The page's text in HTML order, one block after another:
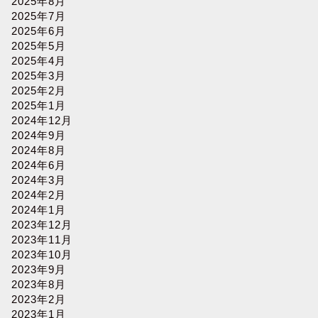
2025年7月
2025年6月
2025年5月
2025年4月
2025年3月
2025年2月
2025年1月
2024年12月
2024年9月
2024年8月
2024年6月
2024年3月
2024年2月
2024年1月
2023年12月
2023年11月
2023年10月
2023年9月
2023年8月
2023年2月
2023年1月